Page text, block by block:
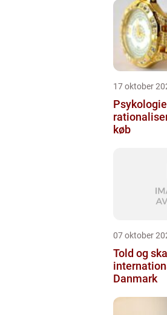
17 oktober
køb
07 oktober
Told og
Danmark